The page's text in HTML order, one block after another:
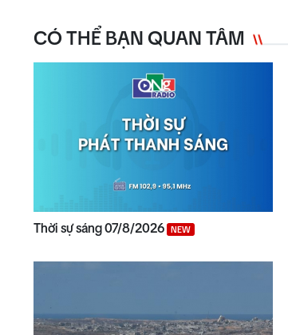
CÓ THỂ BẠN QUAN TÂM
Thời sự sáng 07/8/2026 NEW